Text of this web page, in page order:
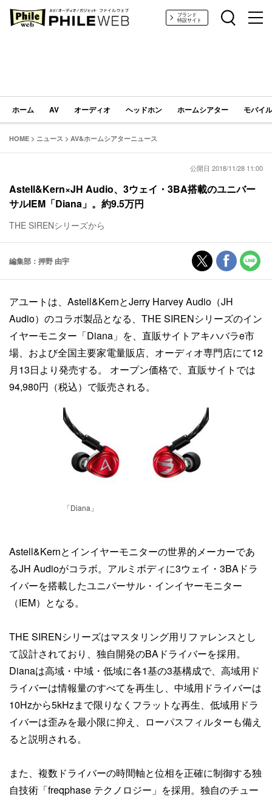
PHILE WEB｜AV/オーディオ/ガジェットブランド
特設サイト
ホーム AV オーディオ ヘッドホン ホームシアター モバイ
HOME > ニュース > AV&ホームシアターニュース
公開日 2018/11/28 11:00
Astell&Kern×JH Audio、3ウェイ・3BA搭載のユニバー
サルIEM「Diana」。約9.5万円
THE SIRENシリーズから
編集部：押野 由宇
アユートは、Astell&KernとJerry Harvey Audio（JH
Audio）のコラボ製品となる、THE SIRENシリーズのイン
イヤーモニター「Diana」を、直販サイトアキハバラe市
場、および全国主要家電量販店、オーディオ専門店にて12
月13日より発売する。 オープン価格で、直販サイトでは
94,980円（税込）で販売される。
「Diana」
Astell&Kernとインイヤーモニターの世界的メーカーであ
るJH Audioがコラボ。アルミボディに3ウェイ・3BAドラ
イバーを搭載したユニバーサル・インイヤーモニター
（IEM）となる。
THE SIRENシリーズはマスタリング用リファレンスとし
て設計されており、独自開発のBAドライバーを採用。
Dianaは高域・中域・低域に各1基の3基構成で、高域用ド
ライバーは情報量のすべてを再生し、中域用ドライバーは
10Hzから5kHzまで限りなくフラットな再生、低域用ドラ
イバーは歪みを最小限に抑え、ローパスフィルターも備え
ると説明される。
また、複数ドライバーの時間軸と位相を正確に制御する独
自技術「freqphase テクノロジー」を採用。独自のチュー